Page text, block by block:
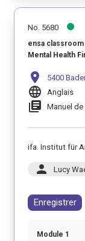
No. 5680
ensa
Mental Health
location_on 5400
language Anglais
library_books Manuel
ifa. Institut für
person Lucy
Enregistrer
Module 1